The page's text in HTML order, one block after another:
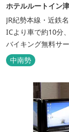
ホテルルートイン
JR紀勢本線・近鉄
ICより車で約10分
バイキング無料サ
場34台、全室Wi-Fi
なホテルライフを
中南勢